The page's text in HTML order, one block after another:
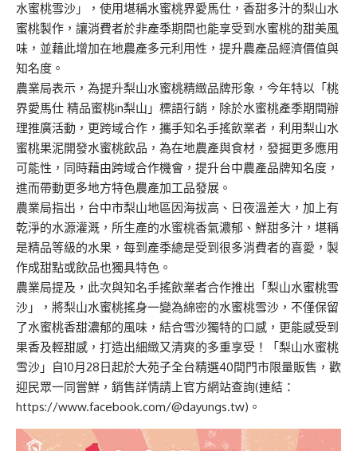
水蜜桃雪沙」，使用堪稱水蜜桃界愛馬仕，香甜多汁的梨山水
蜜桃製作，讓消費者於非產季期間也能享受到水蜜桃的甜美風
味，並藉此增加在地農產多元利用性，提升農產品經濟價值與
知名度。
農業局表示，為提升梨山水蜜桃精緻品牌形象，今年特以「桃
界愛馬仕 精品蜜桃in梨山」標語行銷，除於水蜜桃產季期間辦
理推廣活動，更跨域合作，攜手知名手搖飲業者，利用梨山水
蜜桃果泥開發水蜜桃飲品，為在地農產與食材，發掘更多應用
可能性，同時藉由跨域合作機會，提升台中農產品牌知名度，
進而帶動更多地方特色農產加工品發展。
農業局指出，台中市梨山地區因海拔高、日夜溫差大，加上有
乾淨的水源灌溉，所生產的水蜜桃香氣濃郁、鮮甜多汁，堪稱
是精品等級的水果，每到產季總是受到很多消費者的喜愛，製
作成甜點或飲品也獨具特色。
農業局提及，此次與知名手搖飲業者合作推出「梨山水蜜桃雪
沙」，將梨山水蜜桃搖身一變為綿密的水蜜桃雪沙，不僅保留
了水蜜桃香甜濃郁的風味，結合雪沙獨特的口感，更能感受到
果香及輕甜感，打造出細緻又清爽的多重享受！「梨山水蜜桃
雪沙」自10月28日起於大苑子全台精選40間門市限量販售，歡
迎民眾一同嘗鮮，銷售詳情請上官方網站查詢(連結：
https://www.facebook.com/@dayungs.tw)。